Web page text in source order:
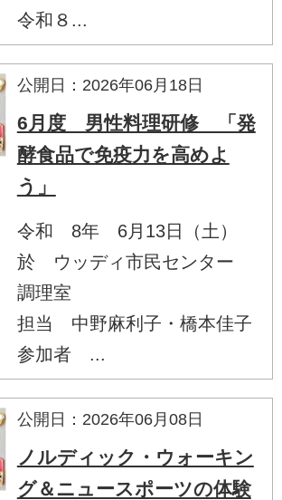
令和８...
公開日：2026年06月18日
6月度 男性料理研修 「発
酵食品で免疫力を高めよ
う」
令和 8年 6月13日（土）
於 ウッディ市民センター
調理室
担当 中野麻利子・橋本佳子
参加者 ...
公開日：2026年06月08日
ノルディック・ウォーキン
グ＆ニュースポーツの体験